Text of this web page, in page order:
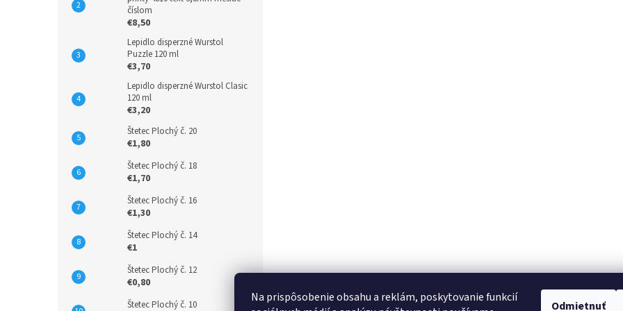
Na prispôsobenie obsahu a reklám, poskytovanie funkcií
Odmietnuť
číslom
€8,50
Lepidlo disperzné Wurstol
Puzzle 120 ml
€3,70
Lepidlo disperzné Wurstol Clasic
120 ml
€3,20
Štetec Plochý č. 20
€1,80
Štetec Plochý č. 18
€1,70
Štetec Plochý č. 16
€1,30
Štetec Plochý č. 14
€1
Štetec Plochý č. 12
€0,80
Štetec Plochý č. 10